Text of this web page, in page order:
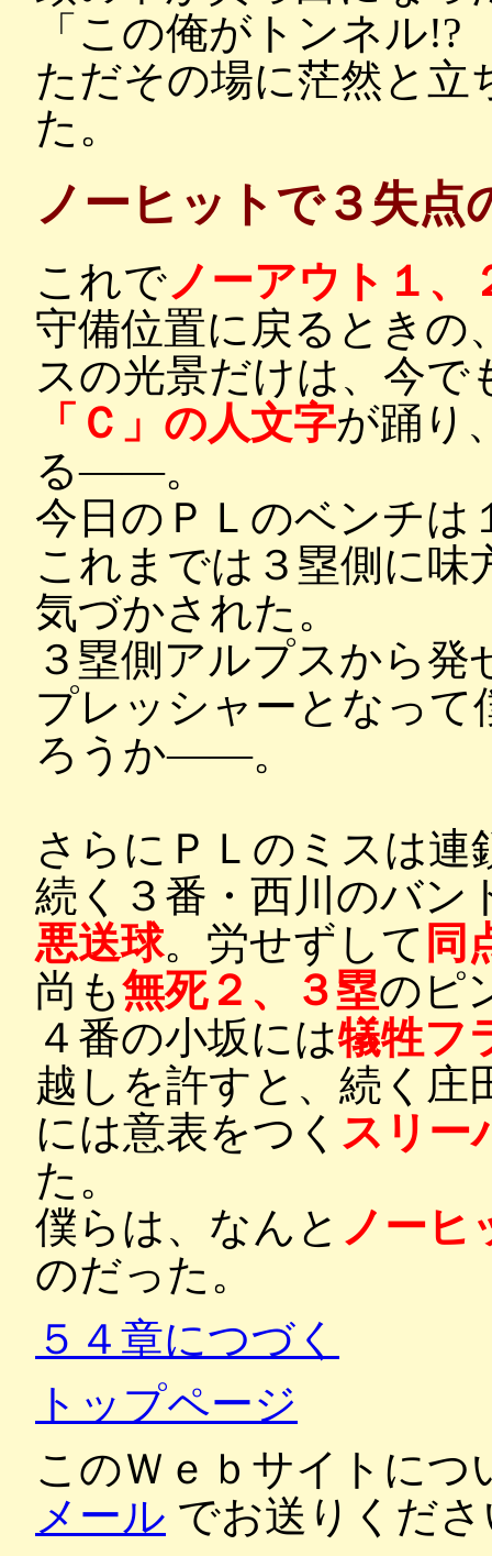
「この俺がトンネル
ただその場に茫然と
た。
ノーヒットで３失点
これでノーアウト１、
守備位置に戻るときの
スの光景だけは、今
「Ｃ」の人文字が踊り
る――。
今日のＰＬのベンチは
これまでは３塁側に
気づかされた。
３塁側アルプスから
プレッシャーとなっ
ろうか――。
さらにＰＬのミスは連
続く３番・西川のバン
悪送球。労せずして 同
尚も無死２、３塁のピ
４番の小坂には犠牲フ
越しを許すと、続く
には意表をつく スリー
た。
僕らは、なんと ノーヒ
のだった。
５４章につづく
トップページ
このＷｅｂサイトにつ
メール でお送りくだ